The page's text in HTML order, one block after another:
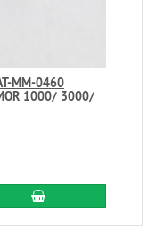
MM-0460
1000/ 3000/